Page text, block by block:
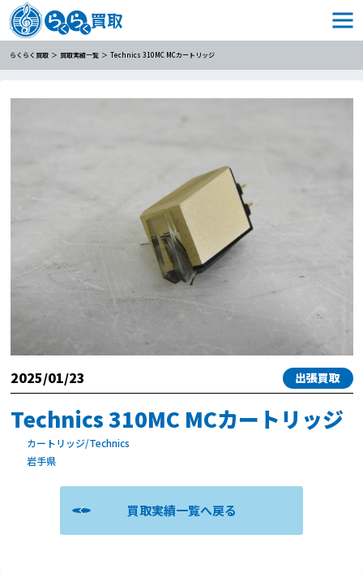
らくらく買取 買取実績一覧 Technics 310MC MCカートリッジ
2025/01/23 出張買取
Technics 310MC MCカートリッジ
カートリッジ/Technics
岩手県
買取実績一覧へ戻る